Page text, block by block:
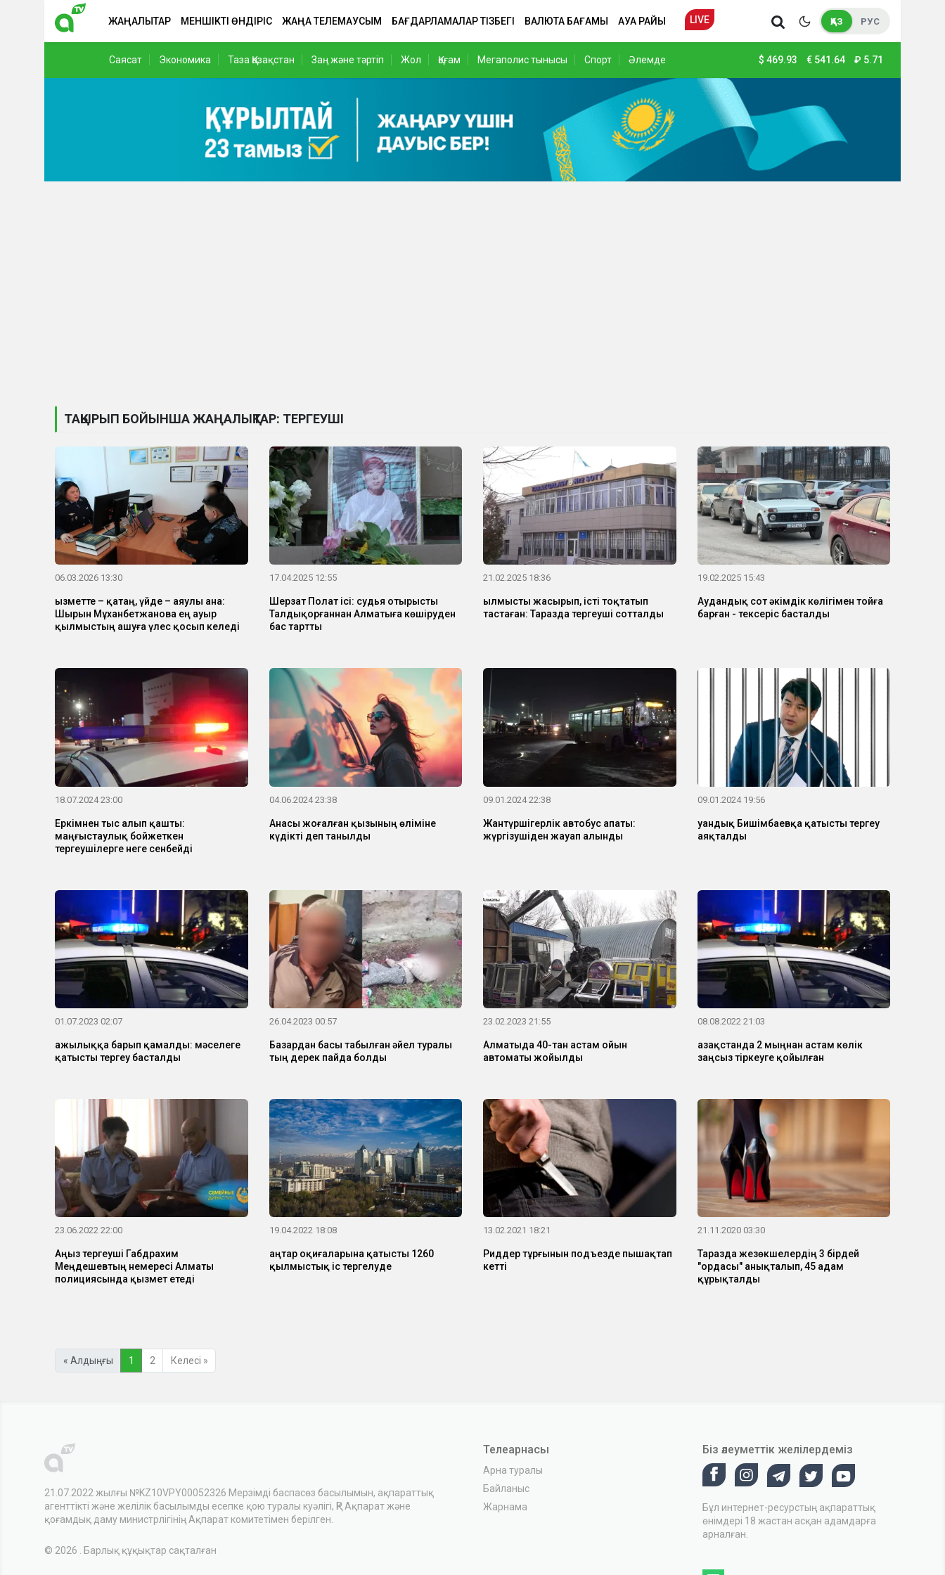
ЖАҢАЛЫҚТАР МЕНШІКТІ ӨНДІРІС ЖАҢА ТЕЛЕМАУСЫМ БАҒДАРЛАМАЛАР ТІЗБЕГІ ВАЛЮТА БАҒАМЫ АУА РАЙЫ LIVE ҚАЗ РУС
Саясат Экономика Таза Қазақстан Заң және тәртіп Жол Қоғам Мегаполис тынысы Спорт Әлемде $ 469.93 € 541.64 ₽ 5.71
ТАҚЫРЫП БОЙЫНША ЖАҢАЛЫҚТАР: ТЕРГЕУШІ
06.03.2026 13:30
Қызметте – қатаң, үйде – аяулы ана:
Шырын Мұханбетжанова ең ауыр
қылмыстың ашуға үлес қосып келеді
17.04.2025 12:55
Шерзат Полат ісі: судья отырысты
Талдықорғаннан Алматыға көшіруден
бас тартты
21.02.2025 18:36
Қылмысты жасырып, істі тоқтатып
тастаған: Таразда тергеуші сотталды
19.02.2025 15:43
Аудандық сот әкімдік көлігімен тойға
барған - тексеріс басталды
18.07.2024 23:00
Еркімнен тыс алып қашты:
маңғыстаулық бойжеткен
тергеушілерге неге сенбейді
04.06.2024 23:38
Анасы жоғалған қызының өліміне
күдікті деп танылды
09.01.2024 22:38
Жантүршігерлік автобус апаты:
жүргізушіден жауап алынды
09.01.2024 19:56
Қуандық Бишімбаевқа қатысты тергеу
аяқталды
01.07.2023 02:07
Қажылыққа барып қамалды: мәселеге
қатысты тергеу басталды
26.04.2023 00:57
Базардан басы табылған әйел туралы
тың дерек пайда болды
23.02.2023 21:55
Алматыда 40-тан астам ойын
автоматы жойылды
08.08.2022 21:03
Қазақстанда 2 мыңнан астам көлік
заңсыз тіркеуге қойылған
23.06.2022 22:00
Аңыз тергеуші Габдрахим
Меңдешевтың немересі Алматы
полициясында қызмет етеді
19.04.2022 18:08
Қаңтар оқиғаларына қатысты 1260
қылмыстық іс тергелуде
13.02.2021 18:21
Риддер тұрғынын подъезде пышақтап
кетті
21.11.2020 03:30
Таразда жезөкшелердің 3 бірдей
"ордасы" анықталып, 45 адам
құрықталды
« Алдыңғы 1 2 Келесі »
21.07.2022 жылғы №KZ10VPY00052326 Мерзімді баспасөз басылымын, ақпараттық
агенттікті және желілік басылымды есепке қою туралы куәлігі, ҚР Ақпарат және
қоғамдық даму министрлігінің Ақпарат комитетімен берілген.
© 2026 . Барлық құқықтар сақталған
Телеарнасы
Арна туралы
Байланыс
Жарнама
Біз әлеуметтік желілердеміз
Бұл интернет-ресурстың ақпараттық
өнімдері 18 жастан асқан адамдарға
арналған.